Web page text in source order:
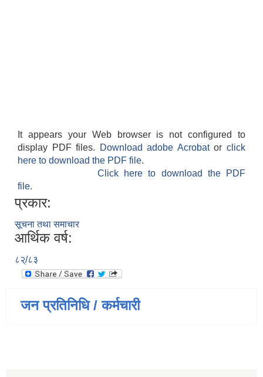
It appears your Web browser is not configured to
display PDF files.
Download adobe Acrobatorclick
here to download the PDF file.
Click here to download the PDF
file.
प्रकार:
सूचना तथा समाचार
आर्थिक वर्ष:
८२्/८३
जन प्रतिनिधि / कर्मचारी